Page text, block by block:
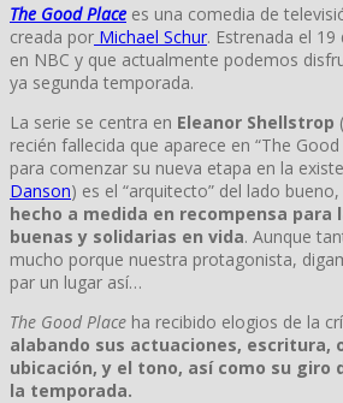
The Good Place es una comedia de
creada por Michael Schur. Estrenada el
en NBC y que actualmente podemos
ya segunda temporada.
La serie se centra en Eleanor Shellstrop (
recién fallecida que aparece en “The
para comenzar su nueva etapa en la
Danson) es el “arquitecto” del lado bueno,
hecho a medida en recompensa para
buenas y solidarias en vida. Aunque
mucho porque nuestra protagonista,
par un lugar así…
The Good Place ha recibido elogios de la
alabando sus actuaciones, escritura,
ubicación, y el tono, así como su giro
la temporada.